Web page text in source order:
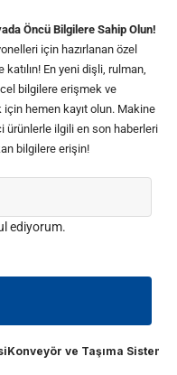
Öncü Bilgilere Sahip Olun!
için hazırlanan özel
En yeni dişli, rulman,
bilgilere erişmek ve
hemen kayıt olun. Makine
ürünlerle ilgili en son haberleri
bilgilere erişin!
ediyorum.
Konveyör ve Taşıma